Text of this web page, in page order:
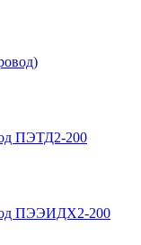
ПЭТД2-200
ПЭЭИДХ2-200